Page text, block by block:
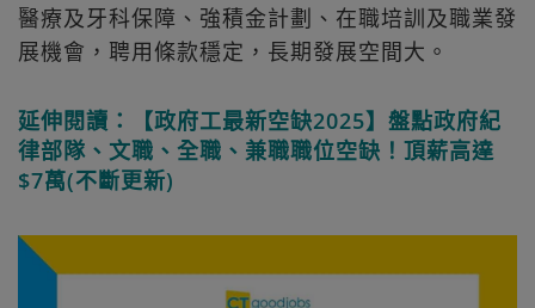
醫療及牙科保障、強積金計劃、在職培訓及職業發
展機會，聘用條款穩定，長期發展空間大。
延伸閱讀：【政府工最新空缺2025】盤點政府紀
律部隊、文職、全職、兼職職位空缺！頂薪高達
$7萬(不斷更新)